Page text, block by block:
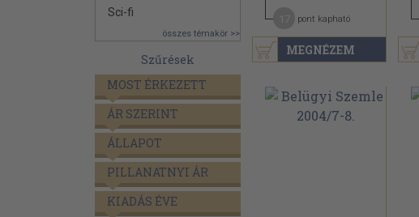
Sci-fi
összes témakör >>
Szűrések
MOST ÉRKEZETT
ÁR SZERINT
ÁLLAPOT
PILLANATNYI ÁR
KIADÁS ÉVE
MEGNÉZEM
pont kapható